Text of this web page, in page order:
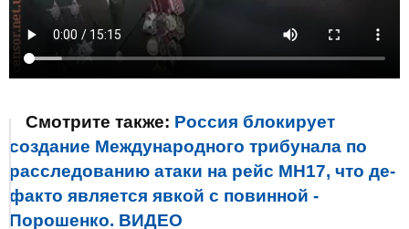
Смотрите также: Россия блокирует
создание Международного трибунала по
расследованию атаки на рейс МН17, что де-
факто является явкой с повинной -
Порошенко. ВИДЕО